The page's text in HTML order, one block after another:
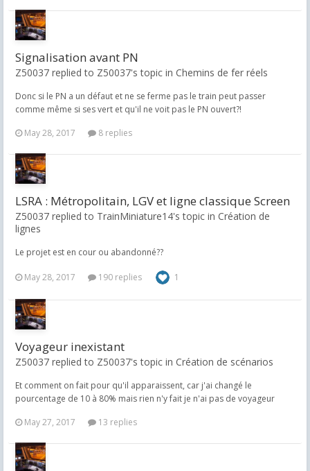
Signalisation avant PN
Z50037 replied to Z50037's topic in Chemins de fer réels
Donc si le PN a un défaut et ne se ferme pas le train peut passer
comme même si ses vert et qu'il ne voit pas le PN ouvert?!
May 28, 2017
8 replies
LSRA : Métropolitain, LGV et ligne classique Screen
Z50037 replied to TrainMiniature14's topic in Création de
lignes
Le projet est en cour ou abandonné??
May 28, 2017 190 replies 1
Voyageur inexistant
Z50037 replied to Z50037's topic in Création de scénarios
Et comment on fait pour qu'il apparaissent, car j'ai changé le
pourcentage de 10 à 80% mais rien n'y fait je n'ai pas de voyageur
May 27, 2017
13 replies